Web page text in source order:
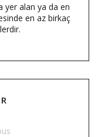
yer alan ya da en
en az birkaç